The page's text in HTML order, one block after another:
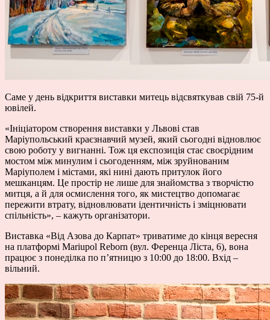
Саме у день відкриття виставки митець відсвяткував свій 75-й
ювілей.
«Ініціатором створення виставки у Львові став
Маріупольський краєзнавчий музей, який сьогодні відновлює
свою роботу у вигнанні. Тож ця експозиція стає своєрідним
мостом між минулим і сьогоденням, між зруйнованим
Маріуполем і містами, які нині дають притулок його
мешканцям. Це простір не лише для знайомства з творчістю
митця, а й для осмислення того, як мистецтво допомагає
пережити втрату, відновлювати ідентичність і зміцнювати
спільність», – кажуть організатори.
Виставка «Від Азова до Карпат» триватиме до кінця вересня
на платформі Mariupol Reborn (вул. Ференца Ліста, 6), вона
працює з понеділка по п’ятницю з 10:00 до 18:00. Вхід –
вільний.